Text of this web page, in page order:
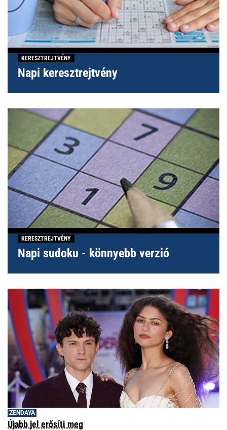
KERESZTREJTVÉNY
Napi keresztrejtvény
KERESZTREJTVÉNY
Napi sudoku - könnyebb verzió
ZENDAYA
Újabb jel erősíti meg